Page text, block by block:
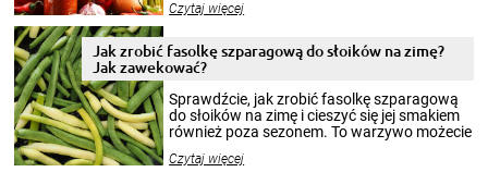
krajobrazów, by cieszyć nimi oko w sezonie
pełni poczuć atmosferę cieplejszych
miesięcy. Przygotowanie słoików ze
patenty, które pozwolą zachować świeżość
przetworów.
Czytaj więcej
Jak zrobić fasolkę szparagową do słoików na zimę?
Jak zawekować?
Sprawdźcie, jak zrobić fasolkę szparagową
do słoików na zimę i cieszyć się jej smakiem
również poza sezonem. To warzywo możecie
nasze propozycje!
Czytaj więcej